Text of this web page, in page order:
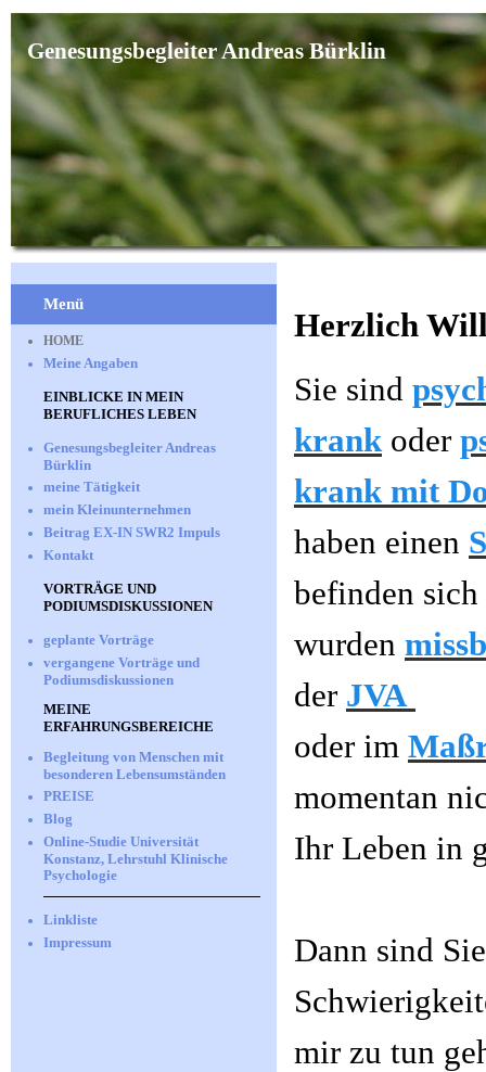
Genesungsbegleiter Andreas Bürklin
Menü
HOME
Meine Angaben
EINBLICKE IN MEIN
BERUFLICHES LEBEN
Genesungsbegleiter Andreas
Bürklin
meine Tätigkeit
mein Kleinunternehmen
Beitrag EX-IN SWR2 Impuls
Kontakt
VORTRÄGE UND
PODIUMSDISKUSSIONEN
geplante Vorträge
vergangene Vorträge und
Podiumsdiskussionen
MEINE
ERFAHRUNGSBEREICHE
Begleitung von Menschen mit
besonderen Lebensumständen
PREISE
Blog
Online-Studie Universität
Konstanz, Lehrstuhl Klinische
Psychologie
Linkliste
Impressum
Herzlich
Sie sind
krank oder
krank mit
haben einen
befinden
wurden
der JVA
oder im
momentan
Ihr Leben in
Dann sind
mir zu tun